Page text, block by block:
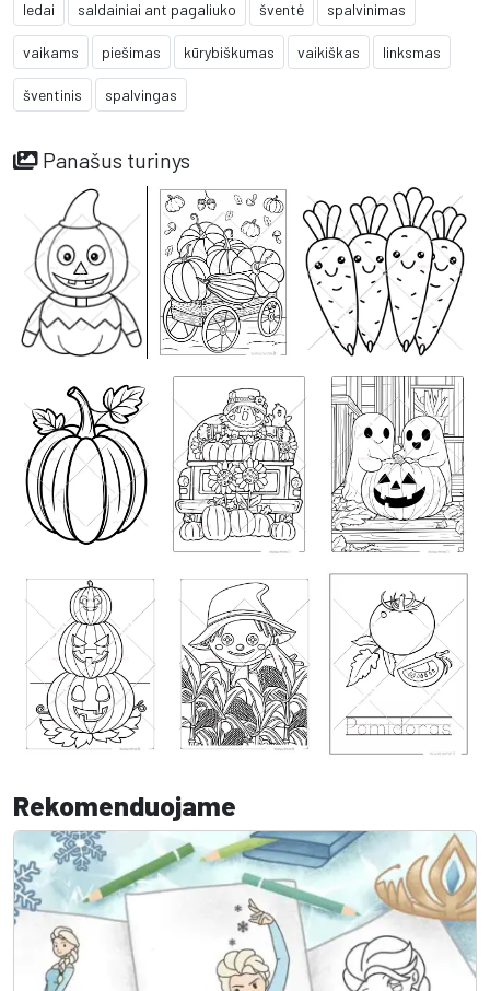
ledai saldainiai ant pagaliuko šventė spalvinimas
vaikams piešimas kūrybiškumas vaikiškas linksmas
šventinis spalvingas
Panašus turinys
Rekomenduojame